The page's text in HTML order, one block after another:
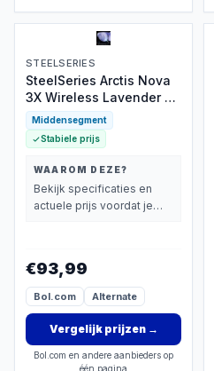
STEELSERIES
SteelSeries Arctis Nova
3X Wireless Lavender -
40 uur
Middensegment
Stabiele prijs
WAAROM DEZE?
Bekijk specificaties en
actuele prijs voordat je
€93,99
Bol.com Alternate
Vergelijk prijzen→
Bol.com en andere aanbieders op
één pagina